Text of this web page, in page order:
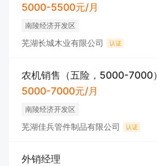
5000-5500元/月
南陵经济开发区
芜湖长城木业有限公司 认证
农机销售（五险，5000-7000）
5000-7000元/月
南陵经济开发区
芜湖佳兵管件制品有限公司 认证
外销经理